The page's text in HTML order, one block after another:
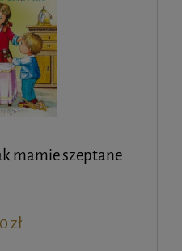
mamie szeptane
zł